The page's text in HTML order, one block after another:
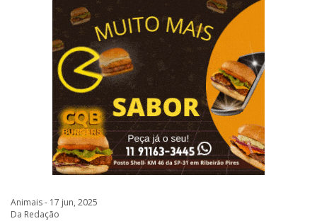
Animais - 17 jun, 2025
Da Redação